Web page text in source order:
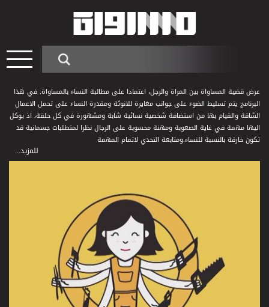
عرض قضية المساواة بين المراة والرجل، اعتمادا على مطالبة النساء بالمساواة. في هذا
البرنامج يتم تسليط الضوء على جوانب مغايرة للانوثة ومقدرة النساء على تحمل الاعمال
الشاقة والقيام بها من استضافة شخصية نسائية شابة ومشهورة في كل حلقة، اذ يوكل
اليها مهمة في غاية الصعوبة ومهنة محسوبة على الرجال نظرا لمتطلبات جسمانية قد
تكون خارقة بالنسبة للنساء.ومتابعة التحدي لاتمام المهمة
للمزيد...